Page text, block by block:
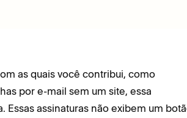
as quais você contribui, como
por e-mail sem um site, essa
Essas assinaturas não exibem um